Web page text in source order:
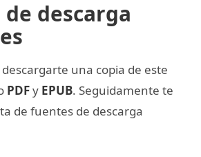
descarga
descargarte una copia de este
PDFy EPUB. Seguidamente te
de fuentes de descarga